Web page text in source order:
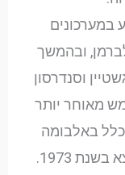
במערכונים
ובהמשך
וסנדרסון
מאוחר יותר
באלבומה
הראשון של הלהקה "סיפורי פוגי" שיצא בשנת 1973.